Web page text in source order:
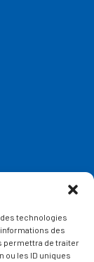
technologies
des
permettra de traiter
ou les ID uniques